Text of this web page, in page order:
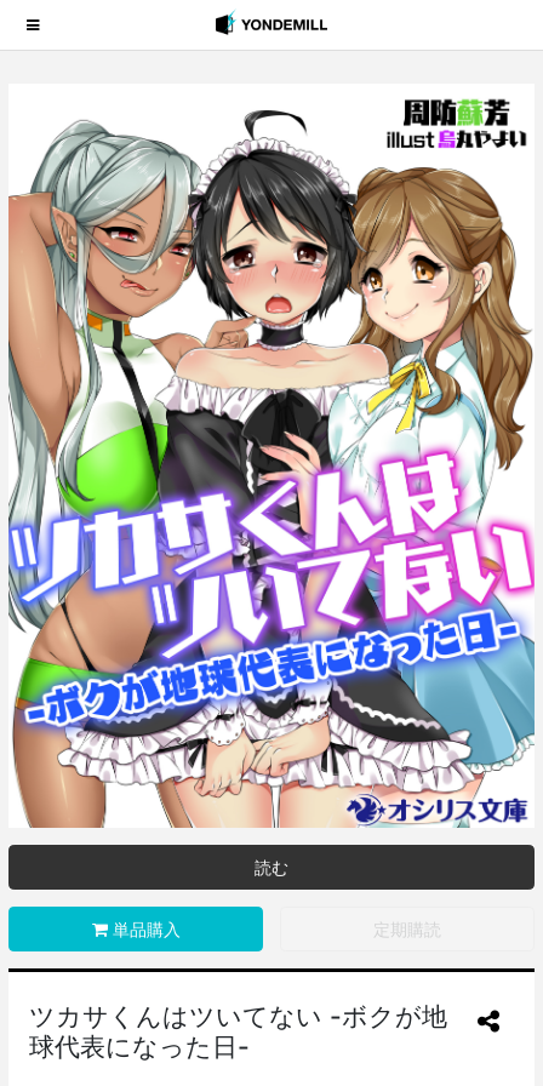
読む
単品購入 定期購読
ツカサくんはツいてない -ボクが地
球代表になった日-